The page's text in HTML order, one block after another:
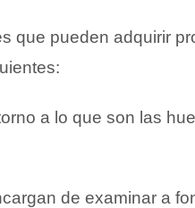
que pueden adquirir
a lo que son las
de examinar a